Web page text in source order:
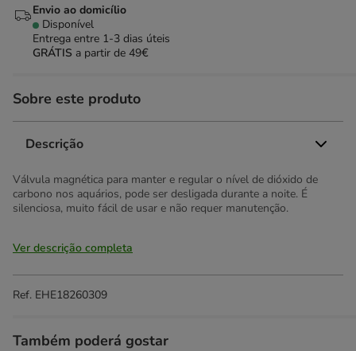
Envio ao domicílio
Disponível
Entrega entre 1-3 dias úteis
GRÁTIS a partir de 49€
Sobre este produto
Descrição
Válvula magnética para manter e regular o nível de dióxido de
carbono nos aquários, pode ser desligada durante a noite. É
silenciosa, muito fácil de usar e não requer manutenção.
Ver descrição completa
Ref. EHE18260309
Também poderá gostar